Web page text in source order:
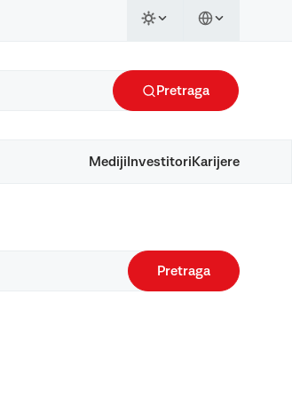
Pretraga
Mediji Investitori Karijere
Pretraga